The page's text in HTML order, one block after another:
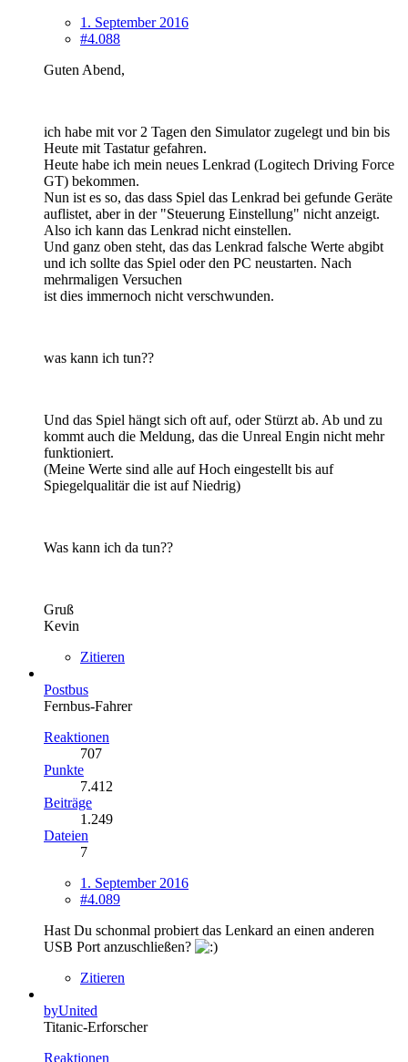
1. September 2016
#4.088
Guten Abend,
ich habe mit vor 2 Tagen den Simulator zugelegt und bin bis
Heute mit Tastatur gefahren.
Heute habe ich mein neues Lenkrad (Logitech Driving Force
GT) bekommen.
Nun ist es so, das dass Spiel das Lenkrad bei gefunde Geräte
auflistet, aber in der "Steuerung Einstellung" nicht anzeigt.
Also ich kann das Lenkrad nicht einstellen.
Und ganz oben steht, das das Lenkrad falsche Werte abgibt
und ich sollte das Spiel oder den PC neustarten. Nach
mehrmaligen Versuchen
ist dies immernoch nicht verschwunden.
was kann ich tun??
Und das Spiel hängt sich oft auf, oder Stürzt ab. Ab und zu
kommt auch die Meldung, das die Unreal Engin nicht mehr
funktioniert.
(Meine Werte sind alle auf Hoch eingestellt bis auf
Spiegelqualitär die ist auf Niedrig)
Was kann ich da tun??
Gruß
Kevin
Zitieren
Postbus
Fernbus-Fahrer
Reaktionen
707
Punkte
7.412
Beiträge
1.249
Dateien
7
1. September 2016
#4.089
Hast Du schonmal probiert das Lenkard an einen anderen
USB Port anzuschließen?
Zitieren
byUnited
Titanic-Erforscher
Reaktionen